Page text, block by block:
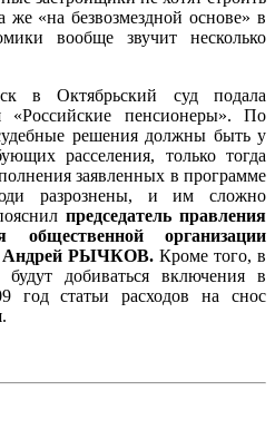
«на безвозмездной основе» в
вообще звучит несколько
в Октябрьский суд подала
«Российские пенсионеры». По
решения должны быть у
расселения, только тогда
заявленных в программе
разрознены, и им сложно
председатель правления
общественной организации
Андрей РЫЧКОВ. Кроме того, в
добиваться включения в
год статьи расходов на снос